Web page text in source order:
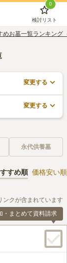
0
検討リスト
めお墓一覧ランキング
変更する
変更する
永代供養墓
すめ順 価格安い順
クが含まれています
・まとめて資料請求